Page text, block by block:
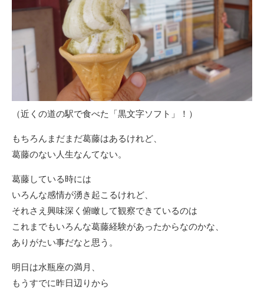
（近くの道の駅で食べた「黒文字ソフト」！）
もちろんまだまだ葛藤はあるけれど、
葛藤のない人生なんてない。
葛藤している時には
いろんな感情が湧き起こるけれど、
それさえ興味深く俯瞰して観察できているのは
これまでもいろんな葛藤経験があったからなのかな、
ありがたい事だなと思う。
明日は水瓶座の満月、
もうすでに昨日辺りから